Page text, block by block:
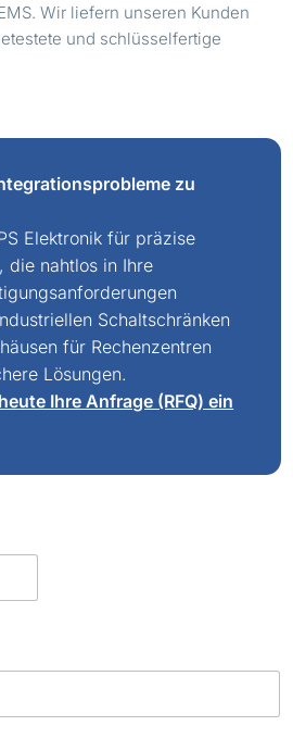
Wir liefern unseren Kunden
und schlüsselfertige
zu
Elektronik für präzise
die nahtlos in Ihre
Schaltschränken
für Rechenzentren
Lösungen.
Ihre Anfrage (RFQ) ein